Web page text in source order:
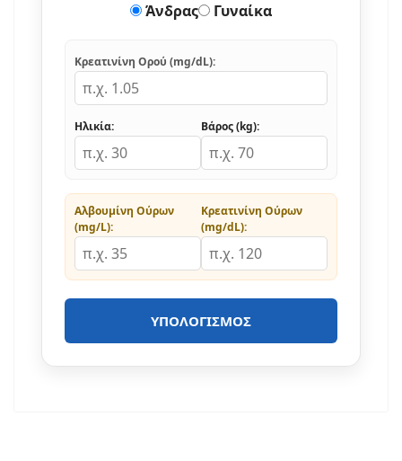
Άνδρας Γυναίκα
Κρεατινίνη Ορού (mg/dL):
Ηλικία: Βάρος (kg):
Αλβουμίνη Ούρων
(mg/L):
Κρεατινίνη Ούρων
(mg/dL):
ΥΠΟΛΟΓΙΣΜΌΣ